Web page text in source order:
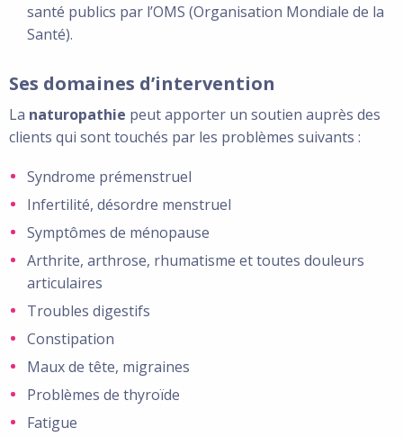
santé publics par l’OMS (Organisation Mondiale de la
Santé).
Ses domaines d’intervention
La naturopathie peut apporter un soutien auprès des
clients qui sont touchés par les problèmes suivants :
Syndrome prémenstruel
Infertilité, désordre menstruel
Symptômes de ménopause
Arthrite, arthrose, rhumatisme et toutes douleurs
articulaires
Troubles digestifs
Constipation
Maux de tête, migraines
Problèmes de thyroïde
Fatigue